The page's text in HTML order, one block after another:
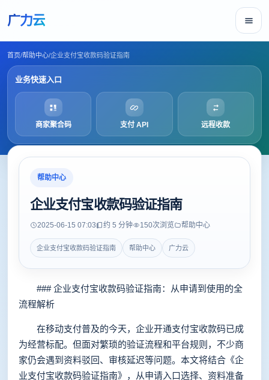
广力云
首页/帮助中心/企业支付宝收款码验证指南
业务快速入口
商家聚合码 支付 API 远程收款
帮助中心
企业支付宝收款码验证指南
2025-06-15 07:03 约 5 分钟 150次浏览 帮助中心
企业支付宝收款码验证指南 帮助中心 广力云
### 企业支付宝收款码验证指南：从申请到使用的全
流程解析
在移动支付普及的今天，企业开通支付宝收款码已成
为经营标配。但面对繁琐的验证流程和平台规则，不少商
家仍会遇到资料驳回、审核延迟等问题。本文将结合《企
业支付宝收款码验证指南》，从申请入口选择、资料准备